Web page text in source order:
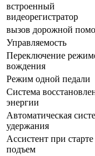
встроенный
видеорегистратор
вызов дорожной
Управляемость
Переключение
вождения
Режим одной педали
Система
энергии
Автоматическая
удержания
Ассистент при старте
подъем